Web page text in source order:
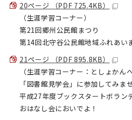
20ページ （PDF 725.4KB）
（生涯学習コーナー）
第21回郷州公民館まつり
第14回北守谷公民館地域ふれあい
21ページ （PDF 895.8KB）
（生涯学習コーナー：としょかん
「図書館見学会」に参加してみま
平成27年度ブックスタートボラン
おはなし会においでよ！